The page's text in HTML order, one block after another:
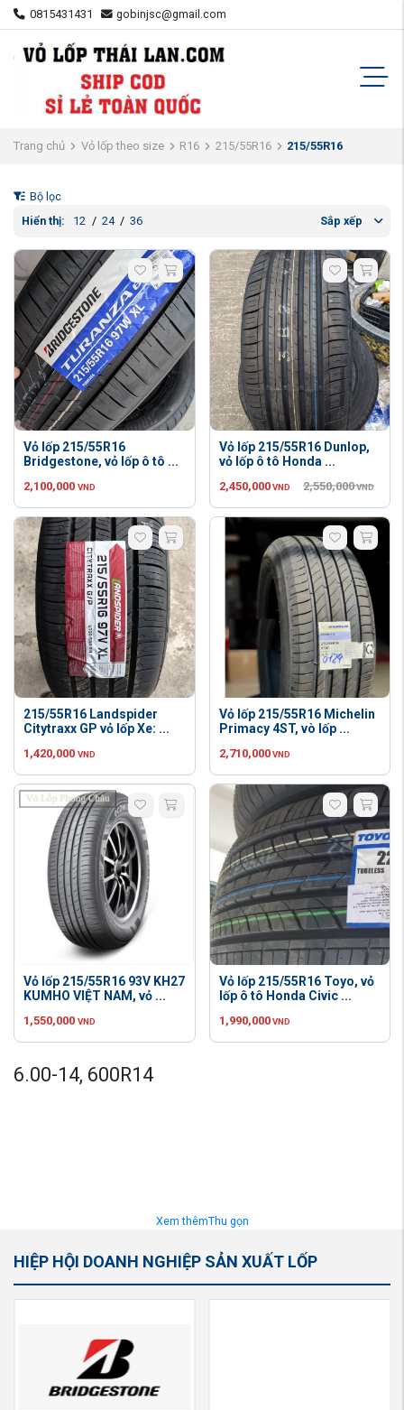
0815431431 gobinjsc@gmail.com
Trang chủ Vỏ lốp theo size R16 215/55R16 215/55R16
Bộ lọc
Hiển thị:
12 / 24 / 36 Sắp xếp
Vỏ lốp 215/55R16
Bridgestone, vỏ lốp ô tô ...
2,100,000 VND
Vỏ lốp 215/55R16 Dunlop,
vỏ lốp ô tô Honda ...
2,450,000 VND 2,550,000 VND
215/55R16 Landspider
Citytraxx GP vỏ lốp Xe: ...
1,420,000 VND
Vỏ lốp 215/55R16 Michelin
Primacy 4ST, vò lốp ...
2,710,000 VND
Vỏ lốp 215/55R16 93V KH27
KUMHO VIỆT NAM, vỏ ...
1,550,000 VND
Vỏ lốp 215/55R16 Toyo, vỏ
lốp ô tô Honda Civic ...
1,990,000 VND
6.00-14, 600R14
Xem thêmThu gọn
HIỆP HỘI DOANH NGHIỆP SẢN XUẤT LỐP